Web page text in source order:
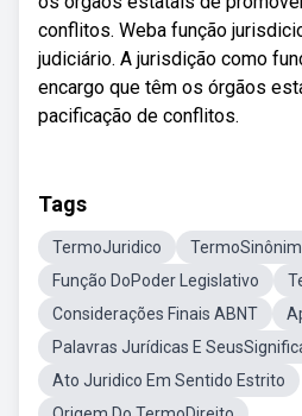
conflitos. Weba função
judiciário. A jurisdição como
encargo que têm os órgãos
pacificação de conflitos.
Tags
TermoJuridico
Função DoPoder Legislativo
Considerações Finais ABNT
Palavras Jurídicas E
Ato Juridico Em Sentido Estrito